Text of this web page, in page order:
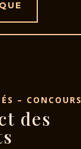
– CONCOURS
des